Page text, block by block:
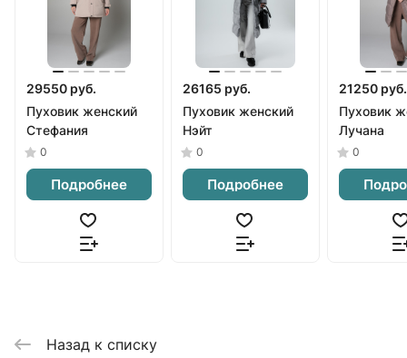
29550 руб.
Пуховик женский
Стефания
0
Подробнее
26165 руб.
Пуховик женский
Нэйт
0
Подробнее
21250 руб.
Пуховик
Лучана
0
Назад к списку